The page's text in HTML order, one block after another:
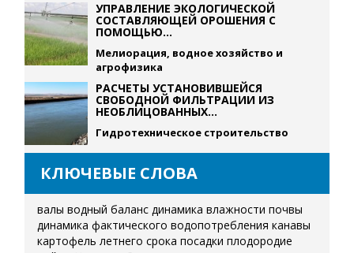
УПРАВЛЕНИЕ ЭКОЛОГИЧЕСКОЙ
СОСТАВЛЯЮЩЕЙ ОРОШЕНИЯ С
ПОМОЩЬЮ...
Мелиорация, водное хозяйство и
агрофизика
РАСЧЕТЫ УСТАНОВИВШЕЙСЯ
СВОБОДНОЙ ФИЛЬТРАЦИИ ИЗ
НЕОБЛИЦОВАННЫХ...
Гидротехническое строительство
КЛЮЧЕВЫЕ СЛОВА
валы водный баланс динамика влажности почвы
динамика фактического водопотребления канавы
картофель летнего срока посадки плодородие